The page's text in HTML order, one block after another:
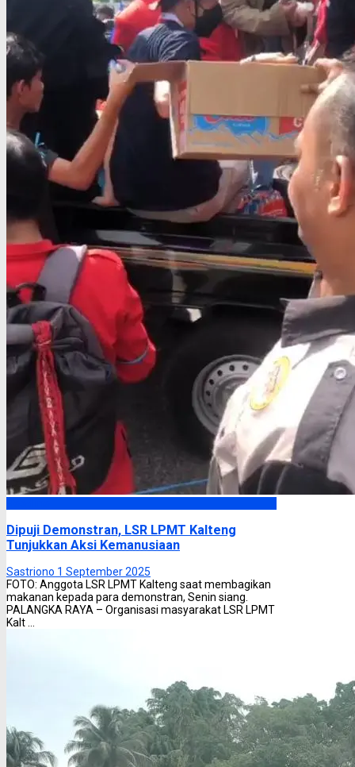
Dipuji Demonstran, LSR LPMT Kalteng
Tunjukkan Aksi Kemanusiaan
Sastriono 1 September 2025
FOTO: Anggota LSR LPMT Kalteng saat membagikan
makanan kepada para demonstran, Senin siang.
PALANGKA RAYA – Organisasi masyarakat LSR LPMT
Kalt ...